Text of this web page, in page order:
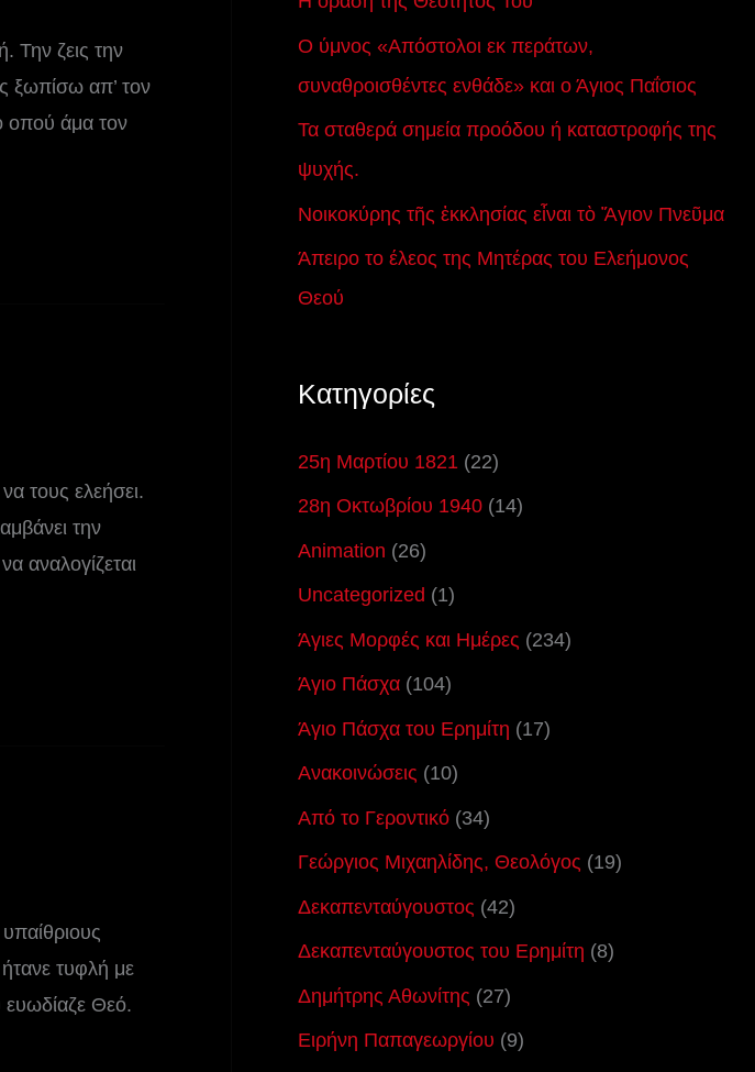
Την ζεις την
ξωπίσω απ’ τον
οπού άμα τον
τους ελεήσει.
την
αναλογίζεται
ήτανε τυφλή με
ευωδίαζε Θεό.
Ο ύμνος «Απόστολοι εκ περάτων,
συναθροισθέντες ενθάδε» και ο Άγιος Παΐσιος
Τα σταθερά σημεία προόδου ή καταστροφής της
ψυχής.
Νοικοκύρης τῆς ἐκκλησίας εἶναι τὸ Ἅγιον Πνεῦμα
Άπειρο το έλεος της Μητέρας του Ελεήμονος
Θεού
Kατηγορίες
25η Μαρτίου 1821 (22)
28η Οκτωβρίου 1940(14)
Animation (26)
Uncategorized (1)
Άγιες Μορφές και Ημέρες (234)
Άγιο Πάσχα(104)
Άγιο Πάσχα του Ερημίτη (17)
Ανακοινώσεις (10)
Από το Γεροντικό(34)
Γεώργιος Μιχαηλίδης, Θεολόγος (19)
Δεκαπενταύγουστος (42)
Δεκαπενταύγουστος του Ερημίτη (8)
Δημήτρης Αθωνίτης (27)
Ειρήνη Παπαγεωργίου (9)